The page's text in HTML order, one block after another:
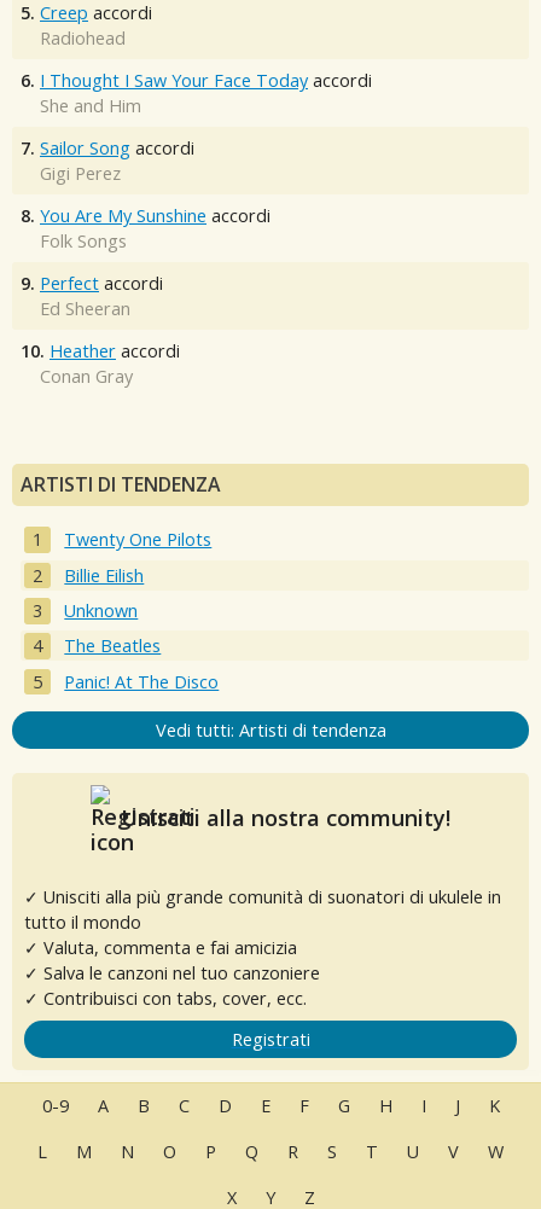
5. Creep accordi
Radiohead
6. I Thought I Saw Your Face Today accordi
She and Him
7. Sailor Song accordi
Gigi Perez
8. You Are My Sunshine accordi
Folk Songs
9. Perfect accordi
Ed Sheeran
10. Heather accordi
Conan Gray
ARTISTI DI TENDENZA
Twenty One Pilots
Billie Eilish
Unknown
The Beatles
Panic! At The Disco
Vedi tutti: Artisti di tendenza
Unisciti alla nostra community!
✓ Unisciti alla più grande comunità di suonatori di ukulele in
tutto il mondo
✓ Valuta, commenta e fai amicizia
✓ Salva le canzoni nel tuo canzoniere
✓ Contribuisci con tabs, cover, ecc.
Registrati
0-9 A B C D E F G H I J
K
L
M N O P Q R S T U V
W
X
Y Z